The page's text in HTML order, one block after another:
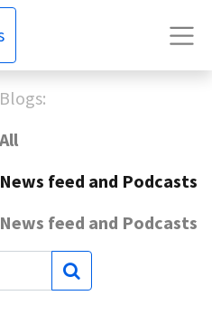
Blogs:
All
News feed and Podcasts
News feed and Podcasts